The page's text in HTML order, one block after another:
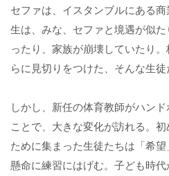
セファは、イスタンブルにある
生は、みな、セファと境遇が似
ったり、家族が崩壊していたり
らに見切りをつけた、そんな生徒
しかし、新任の体育教師がハン
ことで、大きな変化が訪れる。
ために集まった生徒たちは「希
懸命に練習にはげむ。子ども時